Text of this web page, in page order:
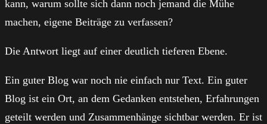
kann, warum sollte sich dann noch jemand die Mühe
machen, eigene Beiträge zu verfassen?
Die Antwort liegt auf einer deutlich tieferen Ebene.
Ein guter Blog war noch nie einfach nur Text. Ein guter
Blog ist ein Ort, an dem Gedanken entstehen, Erfahrungen
geteilt werden und Zusammenhänge sichtbar werden. Er ist